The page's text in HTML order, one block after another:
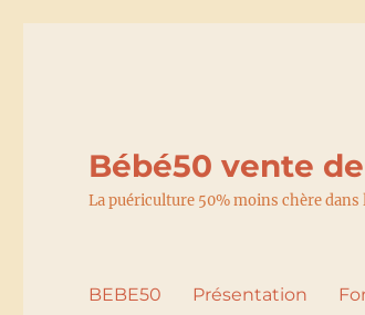
Bébé50 vente
La puériculture 50% moins chère dans
BEBE50 Présentation